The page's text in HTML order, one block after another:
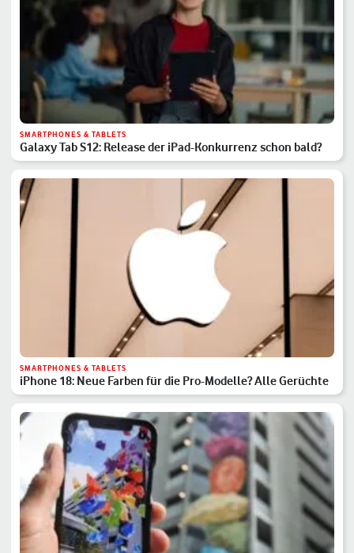
SMARTPHONES & TABLETS
Galaxy Tab S12: Release der iPad-Konkurrenz schon bald?
SMARTPHONES & TABLETS
iPhone 18: Neue Farben für die Pro-Modelle? Alle Gerüchte